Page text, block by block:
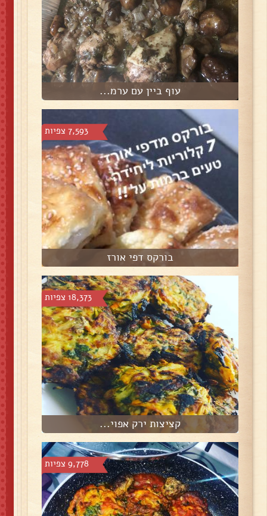
עוף ביין עם ערמ...
7,593 צפיות
בורקס דפי אורז
18,373 צפיות
קציצות ירק אפוי...
9,778 צפיות